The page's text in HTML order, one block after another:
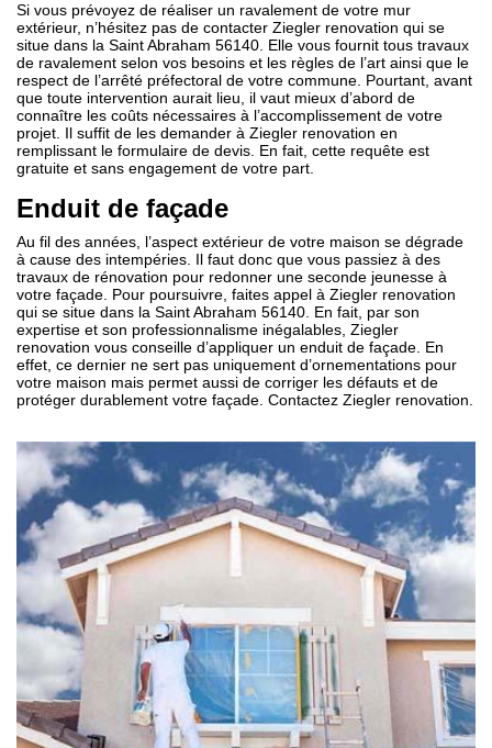
Si vous prévoyez de réaliser un ravalement de votre mur
extérieur, n’hésitez pas de contacter Ziegler renovation qui se
situe dans la Saint Abraham 56140. Elle vous fournit tous travaux
de ravalement selon vos besoins et les règles de l’art ainsi que le
respect de l’arrêté préfectoral de votre commune. Pourtant, avant
que toute intervention aurait lieu, il vaut mieux d’abord de
connaître les coûts nécessaires à l’accomplissement de votre
projet. Il suffit de les demander à Ziegler renovation en
remplissant le formulaire de devis. En fait, cette requête est
gratuite et sans engagement de votre part.
Enduit de façade
Au fil des années, l’aspect extérieur de votre maison se dégrade
à cause des intempéries. Il faut donc que vous passiez à des
travaux de rénovation pour redonner une seconde jeunesse à
votre façade. Pour poursuivre, faites appel à Ziegler renovation
qui se situe dans la Saint Abraham 56140. En fait, par son
expertise et son professionnalisme inégalables, Ziegler
renovation vous conseille d’appliquer un enduit de façade. En
effet, ce dernier ne sert pas uniquement d’ornementations pour
votre maison mais permet aussi de corriger les défauts et de
protéger durablement votre façade. Contactez Ziegler renovation.